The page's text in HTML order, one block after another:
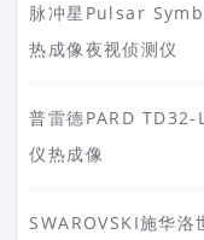
脉冲星Pulsar
热成像夜视侦测仪
普雷德PARD
仪热成像
SWAROVSKI施华